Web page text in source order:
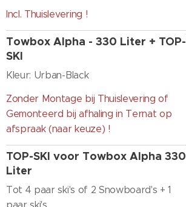
Incl. Thuislevering !
Towbox Alpha - 330 Liter + TOP-
SKI
Kleur: Urban-Black
Zonder Montage bij Thuislevering of
Gemonteerd bij afhaling in Ternat op
afspraak (naar keuze) !
TOP-SKI voor Towbox Alpha 330
Liter
Tot 4 paar ski's of 2 Snowboard's + 1